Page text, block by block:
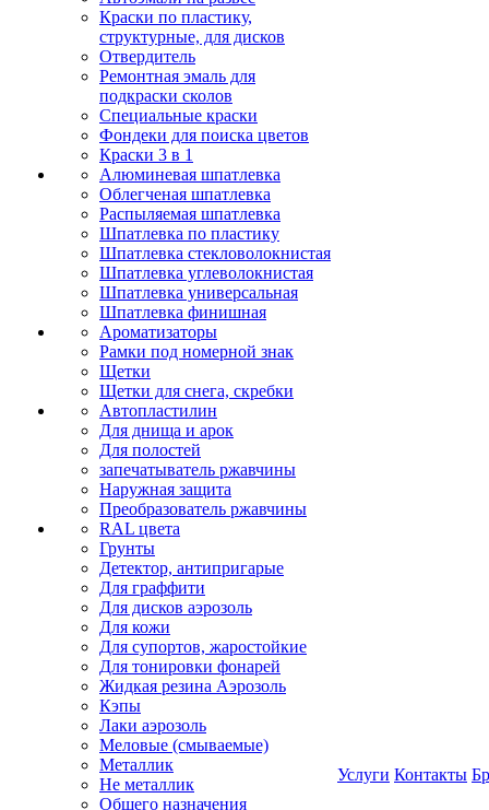
Краски по пластику,
структурные, для дисков
Отвердитель
Ремонтная эмаль для
подкраски сколов
Специальные краски
Фондеки для поиска цветов
Краски 3 в 1
Алюминевая шпатлевка
Облегченая шпатлевка
Распыляемая шпатлевка
Шпатлевка по пластику
Шпатлевка стекловолокнистая
Шпатлевка углеволокнистая
Шпатлевка универсальная
Шпатлевка финишная
Ароматизаторы
Рамки под номерной знак
Щетки
Щетки для снега, скребки
Автопластилин
Для днища и арок
Для полостей
запечатыватель ржавчины
Наружная защита
Преобразователь ржавчины
RAL цвета
Грунты
Детектор, антипригарые
Для граффити
Для дисков аэрозоль
Для кожи
Для супортов, жаростойкие
Для тонировки фонарей
Жидкая резина Аэрозоль
Кэпы
Лаки аэрозоль
Меловые (смываемые)
Металлик
Не металлик
Общего назначения
Услуги Контакты